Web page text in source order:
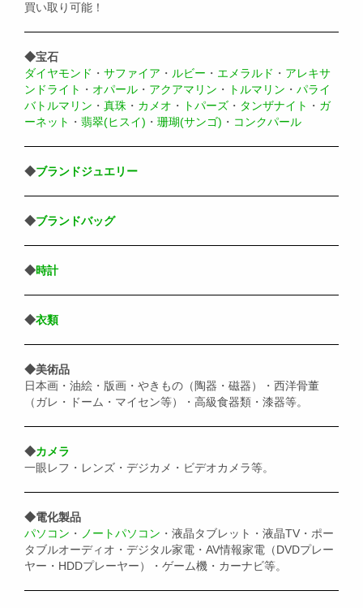
買い取り可能！
◆宝石
ダイヤモンド ・ サファイア ・ ルビー ・ エメラルド ・ アレキサ
ンドライト ・ オパール ・ アクアマリン ・ トルマリン ・ パライ
バトルマリン ・ 真珠 ・ カメオ ・ トパーズ ・ タンザナイト ・ ガ
ーネット ・ 翡翠(ヒスイ) ・ 珊瑚(サンゴ) ・ コンクパール
◆ブランドジュエリー
◆ブランドバッグ
◆時計
◆衣類
◆美術品
日本画・油絵・版画・やきもの（陶器・磁器）・西洋骨董
（ガレ・ドーム・マイセン等）・高級食器類・漆器等。
◆カメラ
一眼レフ・レンズ・デジカメ・ビデオカメラ等。
◆電化製品
パソコン ・ ノートパソコン ・液晶タブレット・液晶TV・ポー
タブルオーディオ・デジタル家電・AV情報家電（DVDプレー
ヤー・HDDプレーヤー）・ゲーム機・カーナビ等。